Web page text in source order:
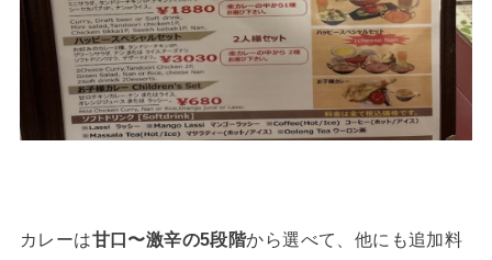
カレーは甘口〜激辛の5段階から選べて、他にも追加料